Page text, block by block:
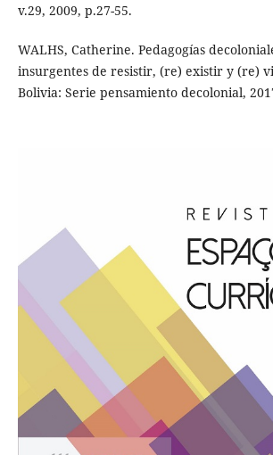
v.29, 2009, p.27-55.
WALHS, Catherine. Pedagogías
insurgentes de resistir, (re) existir y (re)
Bolivia: Serie pensamiento decolonial,